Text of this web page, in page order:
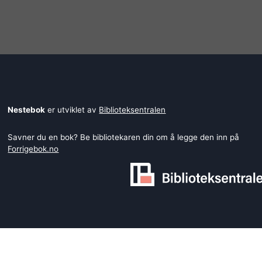
Nestebok er utviklet av Biblioteksentralen
Savner du en bok? Be bibliotekaren din om å legge den inn på
Forrigebok.no